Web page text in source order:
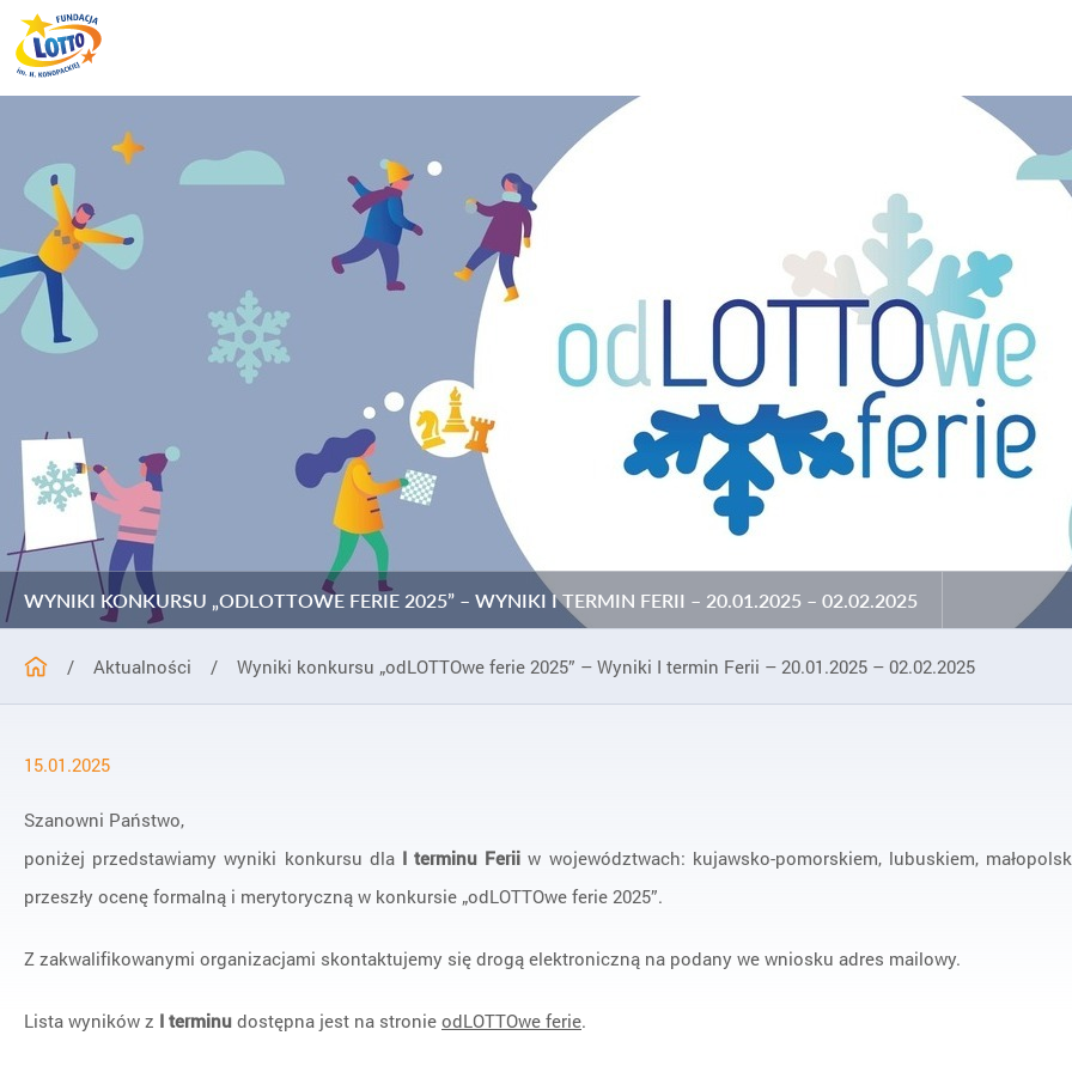
WYNIKI KONKURSU „ODLOTTOWE FERIE 2025” – WYNIKI I TERMIN FERII – 20.01.2025 – 02.02.2025
/ Aktualności / Wyniki konkursu „odLOTTOwe ferie 2025” – Wyniki I termin Ferii – 20.01.2025 – 02.02.2025
15.01.2025
Szanowni Państwo,
poniżej przedstawiamy wyniki konkursu dla I terminu Ferii w województwach: kujawsko-pomorskiem, lubuskiem,
przeszły ocenę formalną i merytoryczną w konkursie „odLOTTOwe ferie 2025”.
Z zakwalifikowanymi organizacjami skontaktujemy się drogą elektroniczną na podany we wniosku adres mailowy.
Lista wyników z I terminu dostępna jest na stronie odLOTTOwe ferie.